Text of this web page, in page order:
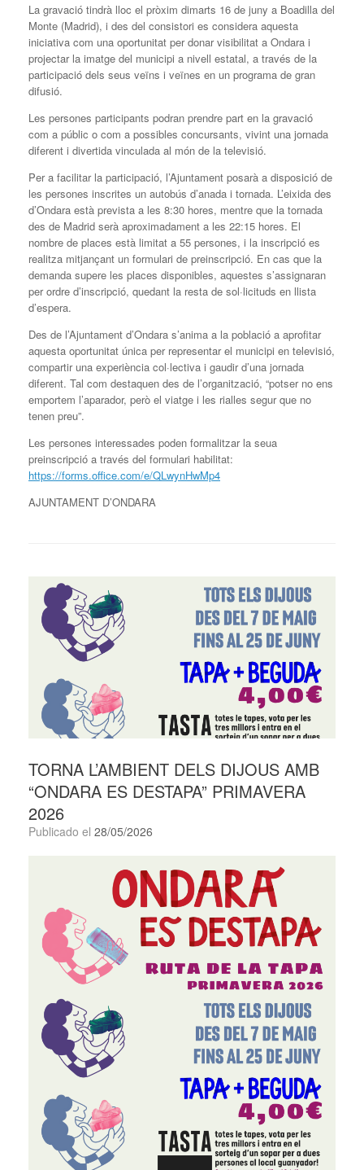
La gravació tindrà lloc el pròxim dimarts 16 de juny a Boadilla del
Monte (Madrid), i des del consistori es considera aquesta
iniciativa com una oportunitat per donar visibilitat a Ondara i
projectar la imatge del municipi a nivell estatal, a través de la
participació dels seus veïns i veïnes en un programa de gran
difusió.
Les persones participants podran prendre part en la gravació
com a públic o com a possibles concursants, vivint una jornada
diferent i divertida vinculada al món de la televisió.
Per a facilitar la participació, l’Ajuntament posarà a disposició de
les persones inscrites un autobús d’anada i tornada. L’eixida des
d’Ondara està prevista a les 8:30 hores, mentre que la tornada
des de Madrid serà aproximadament a les 22:15 hores. El
nombre de places està limitat a 55 persones, i la inscripció es
realitza mitjançant un formulari de preinscripció. En cas que la
demanda supere les places disponibles, aquestes s’assignaran
per ordre d’inscripció, quedant la resta de sol·licituds en llista
d’espera.
Des de l’Ajuntament d’Ondara s’anima a la població a aprofitar
aquesta oportunitat única per representar el municipi en televisió,
compartir una experiència col·lectiva i gaudir d’una jornada
diferent. Tal com destaquen des de l’organització, “potser no ens
emportem l’aparador, però el viatge i les rialles segur que no
tenen preu”.
Les persones interessades poden formalitzar la seua
preinscripció a través del formulari habilitat:
https://forms.office.com/e/QLwynHwMp4
AJUNTAMENT D’ONDARA
TORNA L’AMBIENT DELS DIJOUS AMB
“ONDARA ES DESTAPA” PRIMAVERA
2026
Publicado el 28/05/2026